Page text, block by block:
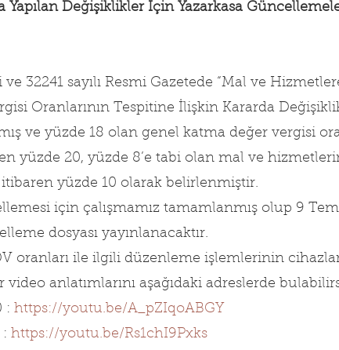
Yapılan Değişiklikler İçin Yazarkasa
ve 32241 sayılı Resmi Gazetede “Mal ve
Oranlarının Tespitine İlişkin Kararda
ve yüzde 18 olan genel katma değer vergisi
yüzde 20, yüzde 8’e tabi olan mal ve
yüzde 10 olarak belirlenmiştir.
için çalışmamız tamamlanmış olup 9
dosyası yayınlanacaktır.
oranları ile ilgili düzenleme işlemlerinin
video anlatımlarını aşağıdaki adreslerde
: https://youtu.be/A_pZIqoABGY
https://youtu.be/Rs1chI9Pxks